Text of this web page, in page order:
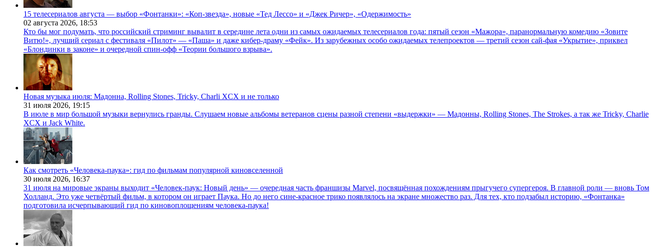
15 телесериалов августа — выбор «Фонтанки»: «Коп-звезда», новые «Тед Лессо» и «Джек Ричер», «Одержимость»
02 августа 2026, 18:53
Кто бы мог подумать, что российский стриминг вывалит в середине лета одни из самых ожидаемых телесериалов года: пятый сезон «Мажора», паранормальную комедию «Зовите
Витю!», лучший сериал с фестиваля «Пилот» — «Паша» и даже кибер-драму «Фейк». Из зарубежных особо ожидаемых телепроектов — третий сезон сай-фая «Укрытие», приквел
«Блондинки в законе» и очередной спин-офф «Теории большого взрыва».
Новая музыка июля: Мадонна, Rolling Stones, Tricky, Charli XCX и не только
31 июля 2026, 19:15
В июле в мир большой музыки вернулись гранды. Слушаем новые альбомы ветеранов сцены разной степени «выдержки» — Мадонны, Rolling Stones, The Strokes, а так же Tricky, Charlie
XCX и Jack White.
Как смотреть «Человека-паука»: гид по фильмам популярной киновселенной
30 июля 2026, 16:37
31 июля на мировые экраны выходит «Человек-паук: Новый день» — очередная часть франшизы Marvel, посвящённая похождениям прыгучего супергероя. В главной роли — вновь Том
Холланд. Это уже четвёртый фильм, в котором он играет Паука. Но до него сине-красное трико появлялось на экране множество раз. Для тех, кто подзабыл историю, «Фонтанка»
подготовила исчерпывающий гид по киновоплощениям человека-паука!